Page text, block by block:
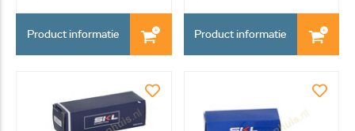
Product informatie Product informatie